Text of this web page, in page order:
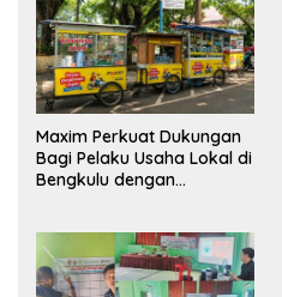
Maxim Perkuat Dukungan
Bagi Pelaku Usaha Lokal di
Bengkulu dengan
Pasar